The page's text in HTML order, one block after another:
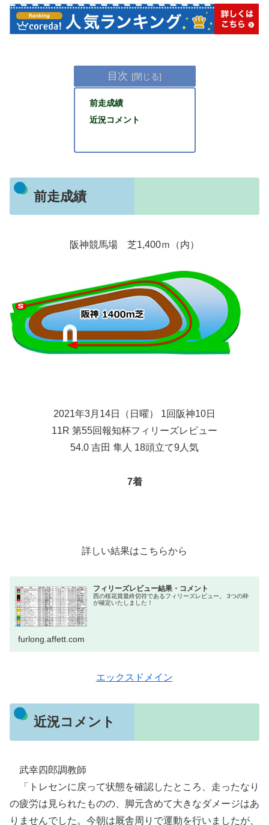
目次
前走成績
近況コメント
前走成績
阪神競馬場 芝1,400ｍ（内）
2021年3月14日（日曜） 1回阪神10日
11R 第55回報知杯フィリーズレビュー
54.0 吉田 隼人 18頭立て9人気
7着
詳しい結果はこちらから
フィリーズレビュー結果・コメント
西の桜花賞最終切符であるフィリーズレビュー。 3つの枠
が確定いたしました！
furlong.affett.com
エックスドメイン
近況コメント
武幸四郎調教師
「トレセンに戻って状態を確認したところ、走ったなり
の疲労は見られたものの、脚元含めて大きなダメージはあ
りませんでした。今朝は厩舎周りで運動を行いましたが、